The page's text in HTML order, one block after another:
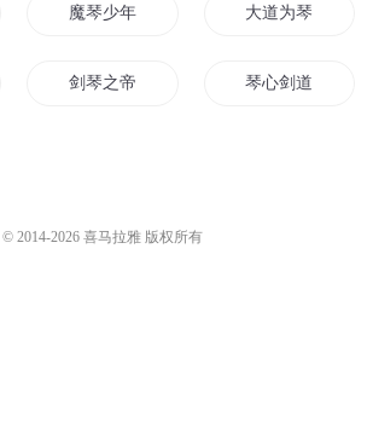
魔琴少年 大道为琴
剑琴之帝 琴心剑道
© 2014-2026 喜马拉雅 版权所有